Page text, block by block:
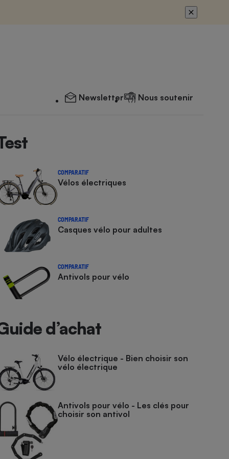
Newsletter Nous soutenir
COMPARATIF
Vélos électriques
COMPARATIF
Casques vélo pour adultes
COMPARATIF
Antivols pour vélo
d’achat
Vélo électrique - Bien choisir son
vélo électrique
Antivols pour vélo - Les clés pour
choisir son antivol